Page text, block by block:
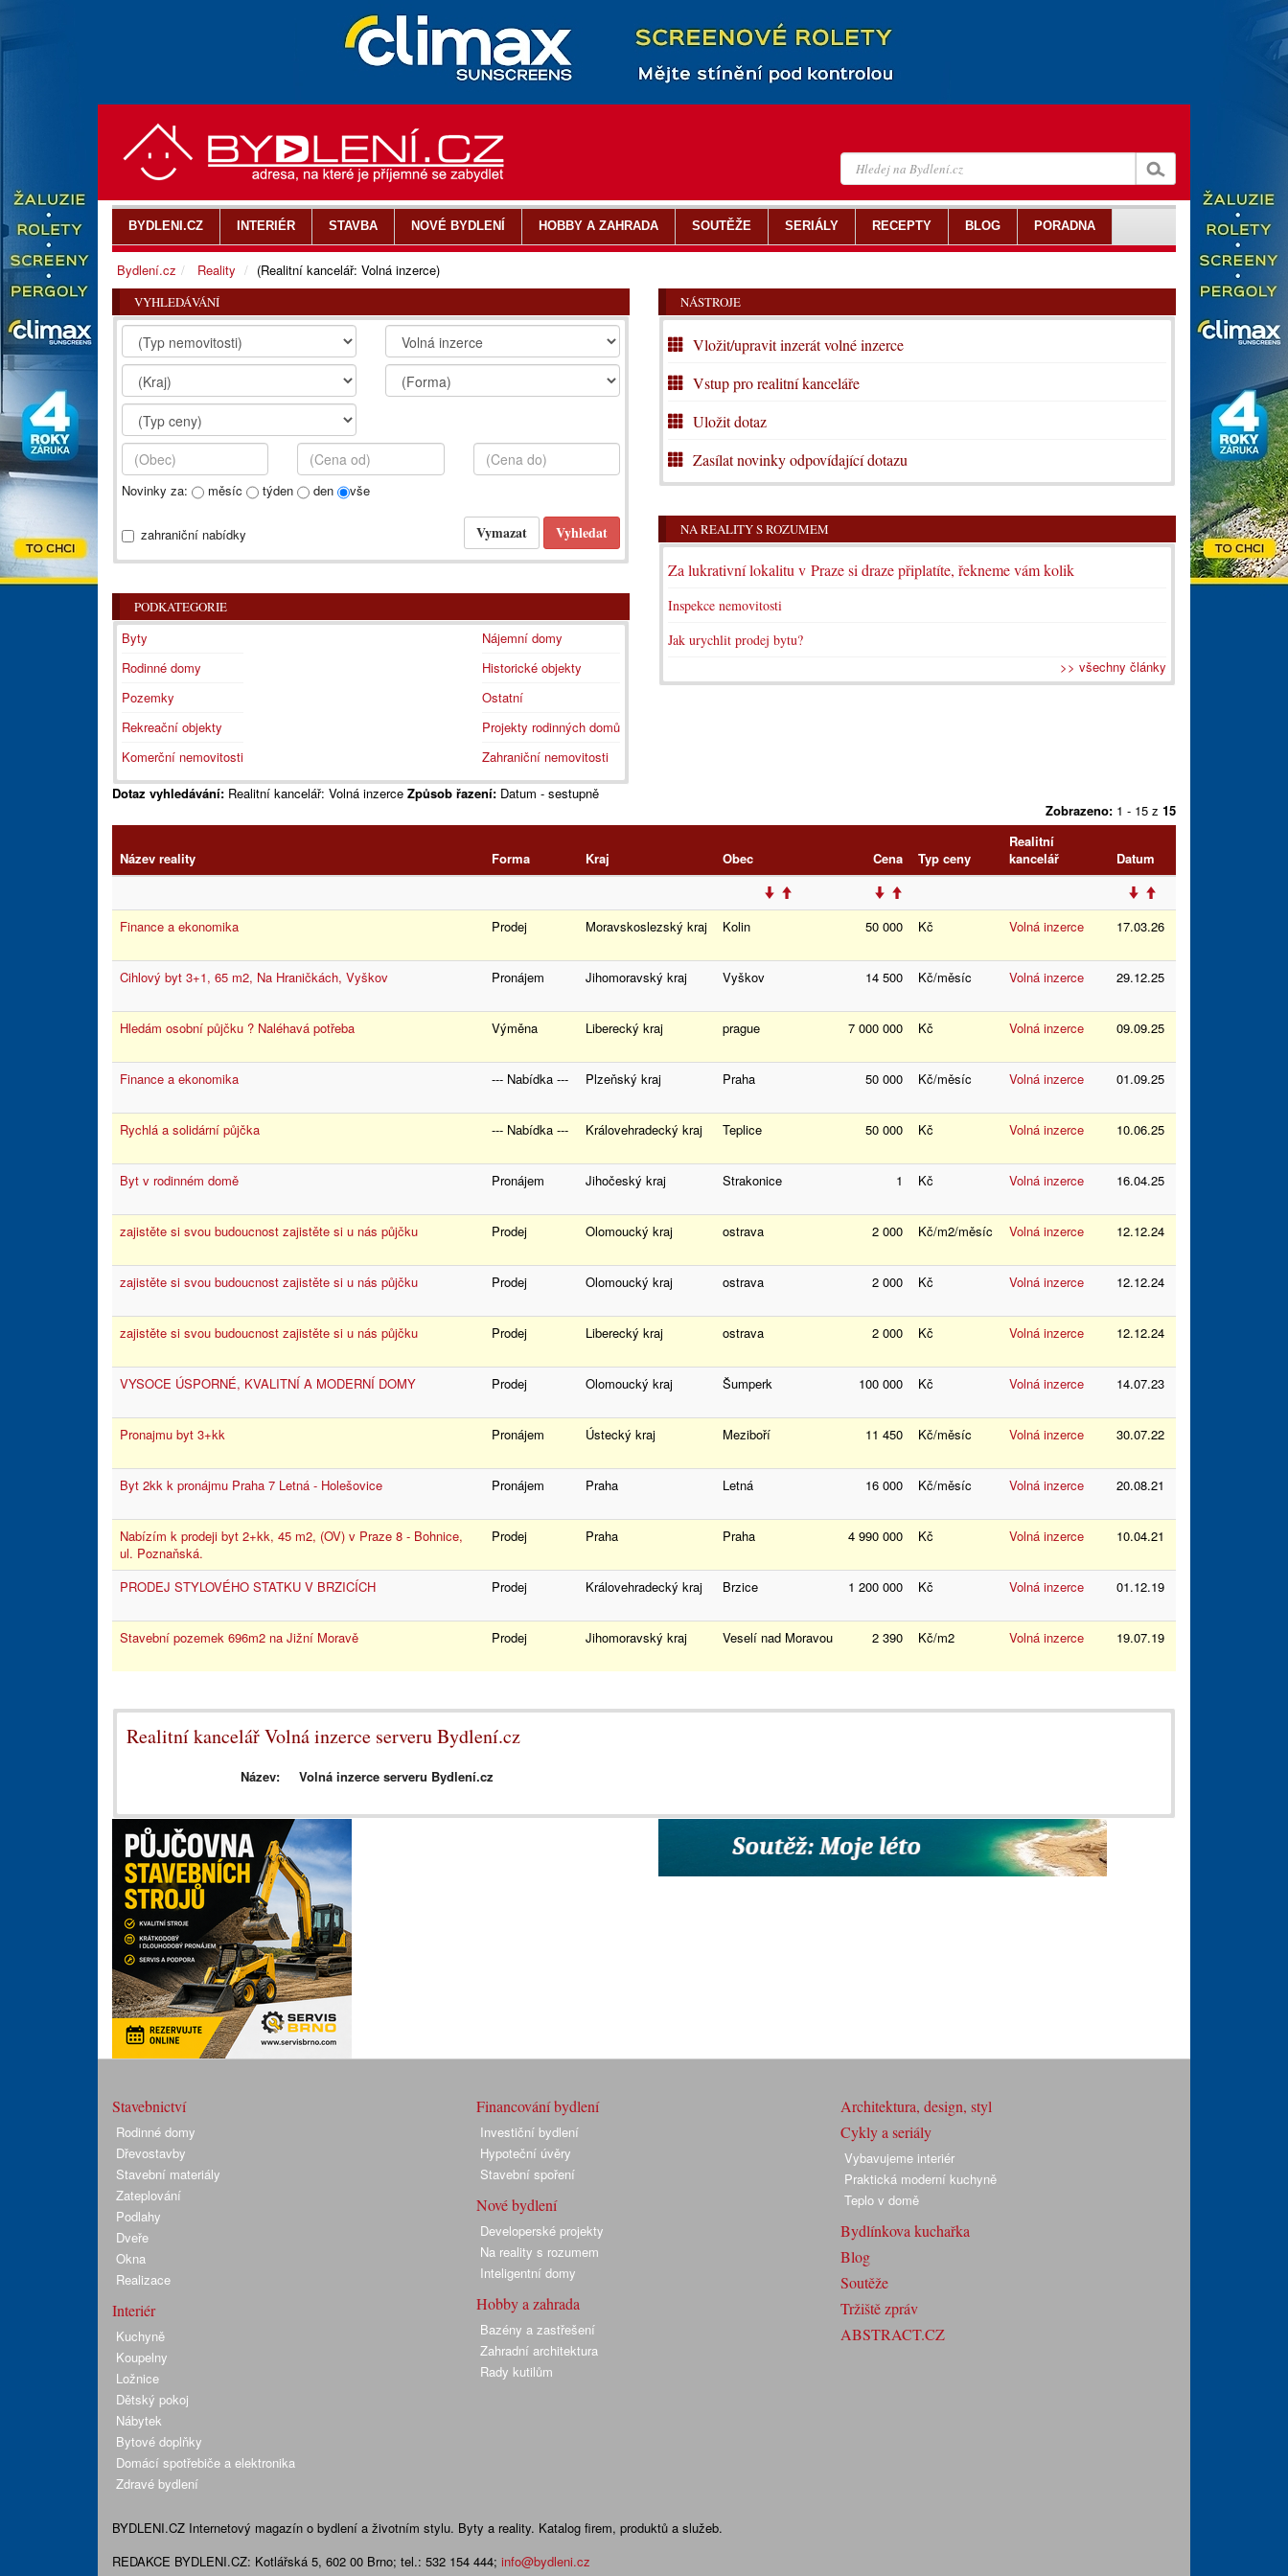
BYDLENI.CZ INTERIÉR STAVBA NOVÉ BYDLENÍ HOBBY A ZAHRADA SOUTĚŽE SERIÁLY RECEPTY BLOG PORADNA
Bydlení.cz Reality (Realitní kancelář: Volná inzerce)
VYHLEDÁVÁNÍ
Novinky za: měsíc týden den vše
zahraniční nabídky
PODKATEGORIE
Byty
Rodinné domy
Pozemky
Rekreační objekty
Komerční nemovitosti
Nájemní domy
Historické objekty
Ostatní
Projekty rodinných domů
Zahraniční nemovitosti
NÁSTROJE
Vložit/upravit inzerát volné inzerce
Vstup pro realitní kanceláře
Uložit dotaz
Zasílat novinky odpovídající dotazu
NA REALITY S ROZUMEM
Za lukrativní lokalitu v Praze si draze připlatíte, řekneme vám kolik
Inspekce nemovitosti
Jak urychlit prodej bytu?
>> všechny články
Dotaz vyhledávání: Realitní kancelář: Volná inzerce Způsob řazení: Datum - sestupně
Zobrazeno: 1 - 15 z 15
Název reality Forma Kraj Obec Cena Typ ceny
Realitní
kancelář
Datum
Finance a ekonomika Prodej Moravskoslezský kraj Kolin 50 000 Kč Volná inzerce 17.03.26
Cihlový byt 3+1, 65 m2, Na Hraničkách, Vyškov Pronájem Jihomoravský kraj Vyškov 14 500 Kč/měsíc Volná inzerce 29.12.25
Hledám osobní půjčku ? Naléhavá potřeba Výměna Liberecký kraj prague 7 000 000 Kč Volná inzerce 09.09.25
Finance a ekonomika --- Nabídka --- Plzeňský kraj Praha 50 000 Kč/měsíc Volná inzerce 01.09.25
Rychlá a solidární půjčka --- Nabídka --- Královehradecký kraj Teplice 50 000 Kč Volná inzerce 10.06.25
Byt v rodinném domě Pronájem Jihočeský kraj Strakonice 1 Kč Volná inzerce 16.04.25
zajistěte si svou budoucnost zajistěte si u nás půjčku Prodej Olomoucký kraj ostrava 2 000 Kč/m2/měsíc Volná inzerce 12.12.24
zajistěte si svou budoucnost zajistěte si u nás půjčku Prodej Olomoucký kraj ostrava 2 000 Kč Volná inzerce 12.12.24
zajistěte si svou budoucnost zajistěte si u nás půjčku Prodej Liberecký kraj ostrava 2 000 Kč Volná inzerce 12.12.24
VYSOCE ÚSPORNÉ, KVALITNÍ A MODERNÍ DOMY Prodej Olomoucký kraj Šumperk 100 000 Kč Volná inzerce 14.07.23
Pronajmu byt 3+kk Pronájem Ústecký kraj Meziboří 11 450 Kč/měsíc Volná inzerce 30.07.22
Byt 2kk k pronájmu Praha 7 Letná - Holešovice Pronájem Praha Letná 16 000 Kč/měsíc Volná inzerce 20.08.21
Nabízím k prodeji byt 2+kk, 45 m2, (OV) v Praze 8 - Bohnice,
ul. Poznaňská.
Prodej Praha Praha 4 990 000 Kč Volná inzerce 10.04.21
PRODEJ STYLOVÉHO STATKU V BRZICÍCH Prodej Královehradecký kraj Brzice 1 200 000 Kč Volná inzerce 01.12.19
Stavební pozemek 696m2 na Jižní Moravě Prodej Jihomoravský kraj Veselí nad Moravou 2 390 Kč/m2 Volná inzerce 19.07.19
Realitní kancelář Volná inzerce serveru Bydlení.cz
Název: Volná inzerce serveru Bydlení.cz
Stavebnictví
Rodinné domy
Dřevostavby
Stavební materiály
Zateplování
Podlahy
Dveře
Okna
Realizace
Interiér
Kuchyně
Koupelny
Ložnice
Dětský pokoj
Nábytek
Bytové doplňky
Domácí spotřebiče a elektronika
Zdravé bydlení
Financování bydlení
Investiční bydlení
Hypoteční úvěry
Stavební spoření
Nové bydlení
Developerské projekty
Na reality s rozumem
Inteligentní domy
Hobby a zahrada
Bazény a zastřešení
Zahradní architektura
Rady kutilům
Architektura, design, styl
Cykly a seriály
Vybavujeme interiér
Praktická moderní kuchyně
Teplo v domě
Bydlínkova kuchařka
Blog
Soutěže
Tržiště zpráv
ABSTRACT.CZ
BYDLENI.CZ Internetový magazín o bydlení a životním stylu. Byty a reality. Katalog firem, produktů a služeb.
REDAKCE BYDLENI.CZ: Kotlářská 5, 602 00 Brno; tel.: 532 154 444; info@bydleni.cz